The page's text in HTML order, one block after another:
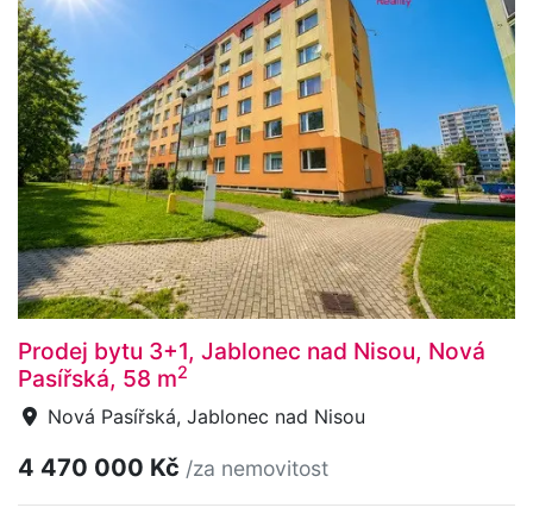
Prodej bytu 3+1, Jablonec nad Nisou, Nová
Pasířská, 58 m2
Nová Pasířská, Jablonec nad Nisou
4 470 000 Kč /za nemovitost